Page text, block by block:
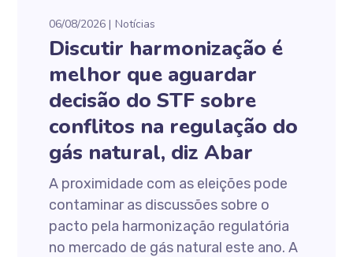
06/08/2026 Notícias
Discutir harmonização é
melhor que aguardar
decisão do STF sobre
conflitos na regulação do
gás natural, diz Abar
A proximidade com as eleições pode
contaminar as discussões sobre o
pacto pela harmonização regulatória
no mercado de gás natural este ano. A